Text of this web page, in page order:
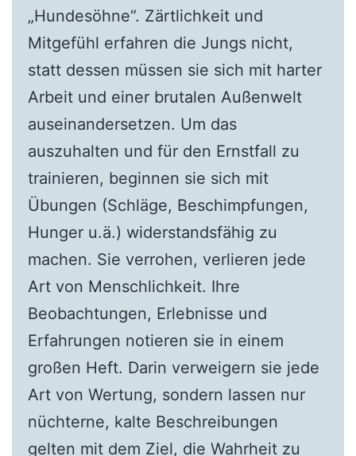
„Hundesöhne“. Zärtlichkeit und
Mitgefühl erfahren die Jungs nicht,
statt dessen müssen sie sich mit harter
Arbeit und einer brutalen Außenwelt
auseinandersetzen. Um das
auszuhalten und für den Ernstfall zu
trainieren, beginnen sie sich mit
Übungen (Schläge, Beschimpfungen,
Hunger u.ä.) widerstandsfähig zu
machen. Sie verrohen, verlieren jede
Art von Menschlichkeit. Ihre
Beobachtungen, Erlebnisse und
Erfahrungen notieren sie in einem
großen Heft. Darin verweigern sie jede
Art von Wertung, sondern lassen nur
nüchterne, kalte Beschreibungen
gelten mit dem Ziel, die Wahrheit zu